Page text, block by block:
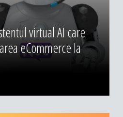
virtual AI care
eCommerce la